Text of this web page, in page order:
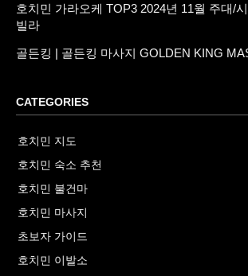
호치민 가라오케 TOP3 2024년 11월 주대/
빌라
골든킹 | 골든킹 마사지 GOLDEN KING
CATEGORIES
호치민 지도
호치민 숙소 추천
호치민 불건마
호치민 마사지
초보자 가이드
호치민 이발소